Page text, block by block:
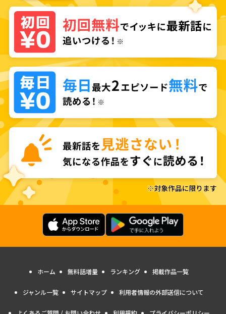
ホーム 無料話増量 ランキング 掲載作品一覧
ジャンル一覧 サイトマップ 利用者情報の外部送信について